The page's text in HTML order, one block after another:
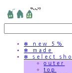
✻ new 5%
✻ made
✻ select
outer
top